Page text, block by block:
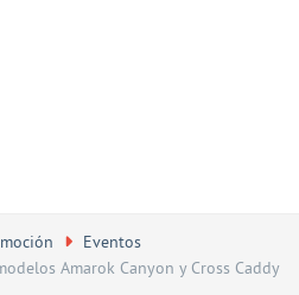
Eventos
Amarok Canyon y Cross Caddy